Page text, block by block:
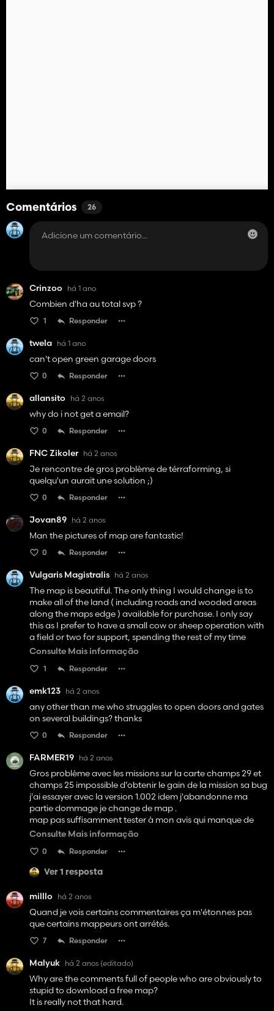
Comentários 26
Crinzoo há 1 ano
Combien d'ha au total svp ?
1 Responder
twela há 1 ano
can't open green garage doors
0 Responder
allansito há 2 anos
why do i not get a email?
0 Responder
FNC Zikoler há 2 anos
Je rencontre de gros problème de térraforming, si
quelqu'un aurait une solution ;)
0 Responder
Jovan89 há 2 anos
Man the pictures of map are fantastic!
0 Responder
Vulgaris Magistralis há 2 anos
The map is beautiful. The only thing I would change is to
make all of the land ( including roads and wooded areas
along the maps edge ) available for purchase. I only say
this as I prefer to have a small cow or sheep operation with
a field or two for support, spending the rest of my time
thinning out forests and planting saplings to replenish.
Consulte Mais informação
1 Responder
emk123 há 2 anos
any other than me who struggles to open doors and gates
on several buildings? thanks
0 Responder
FARMER19 há 2 anos
Gros problème avec les missions sur la carte champs 29 et
champs 25 impossible d’obtenir le gain de la mission sa bug
j'ai essayer avec la version 1.002 idem j'abandonne ma
partie dommage je change de map .
map pas suffisamment tester à mon avis qui manque de
gameplay certes il y a de beaux bâtiments mais cela
pour moi bien mieux fini ...
cela dit on reste sur du haut niveau de modding 😉
Consulte Mais informação
0 Responder
Ver 1 resposta
milllo há 2 anos
Quand je vois certains commentaires ça m'étonnes pas
que certains mappeurs ont arrétés.
7 Responder
Malyuk há 2 anos (editado)
Why are the comments full of people who are obviously to
stupid to download a free map?
It is really not that hard.